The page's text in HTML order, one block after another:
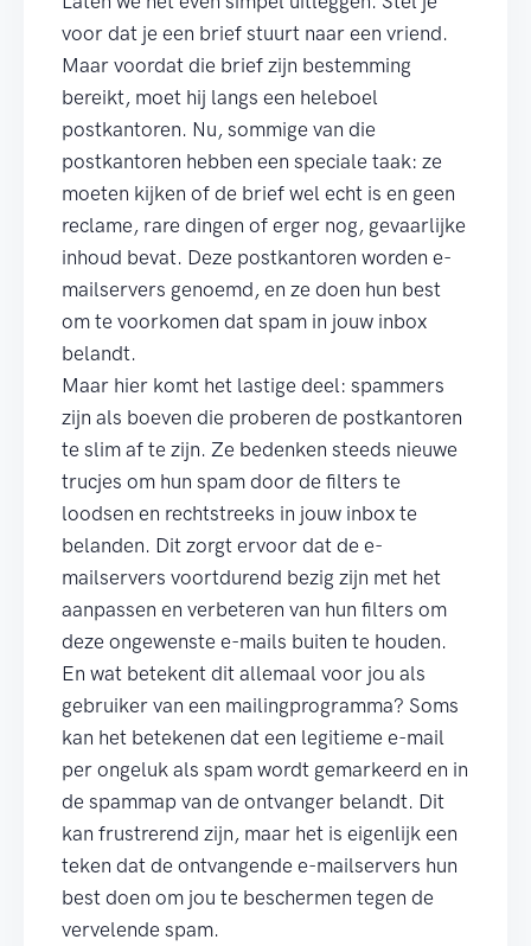
voor dat je een brief stuurt naar een vriend.
Maar voordat die brief zijn bestemming
bereikt, moet hij langs een heleboel
postkantoren. Nu, sommige van die
postkantoren hebben een speciale taak: ze
moeten kijken of de brief wel echt is en geen
reclame, rare dingen of erger nog, gevaarlijke
inhoud bevat. Deze postkantoren worden e-
mailservers genoemd, en ze doen hun best
om te voorkomen dat spam in jouw inbox
belandt.
Maar hier komt het lastige deel: spammers
zijn als boeven die proberen de postkantoren
te slim af te zijn. Ze bedenken steeds nieuwe
trucjes om hun spam door de filters te
loodsen en rechtstreeks in jouw inbox te
belanden. Dit zorgt ervoor dat de e-
mailservers voortdurend bezig zijn met het
aanpassen en verbeteren van hun filters om
deze ongewenste e-mails buiten te houden.
En wat betekent dit allemaal voor jou als
gebruiker van een mailingprogramma? Soms
kan het betekenen dat een legitieme e-mail
per ongeluk als spam wordt gemarkeerd en in
de spammap van de ontvanger belandt. Dit
kan frustrerend zijn, maar het is eigenlijk een
teken dat de ontvangende e-mailservers hun
best doen om jou te beschermen tegen de
vervelende spam.